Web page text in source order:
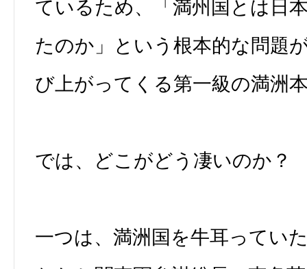
ているため、「満州国とは日
たのか」という根本的な問題
び上がってくる第一級の満洲
では、どこがどう凄いのか？
一つは、満洲国を牛耳ってい